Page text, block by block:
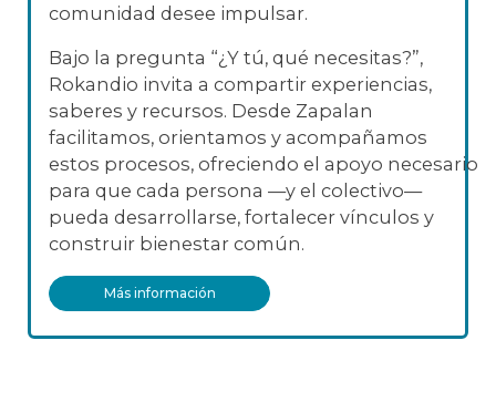
comunidad desee impulsar.
Bajo la pregunta “¿Y tú, qué necesitas?”,
Rokandio invita a compartir experiencias,
saberes y recursos. Desde Zapalan
facilitamos, orientamos y acompañamos
estos procesos, ofreciendo el apoyo necesario
para que cada persona —y el colectivo—
pueda desarrollarse, fortalecer vínculos y
construir bienestar común.
Más información